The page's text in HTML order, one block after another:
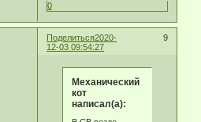
0
Поделиться 9
2020-
12-03 09:54:27
Механический
кот
написал(а):